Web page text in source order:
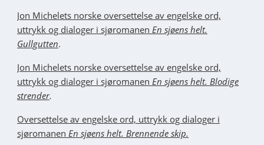
Jon Michelets norske oversettelse av engelske ord,
uttrykk og dialoger i sjøromanen En sjøens helt.
Gullgutten.
Jon Michelets norske oversettelse av engelske ord,
uttrykk og dialoger i sjøromanen En sjøens helt. Blodige
strender.
Oversettelse av engelske ord, uttrykk og dialoger i
sjøromanen En sjøens helt. Brennende skip.